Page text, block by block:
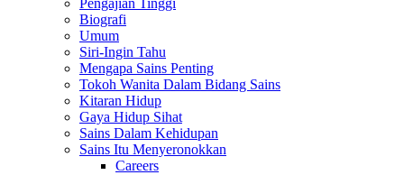
Pengajian Tinggi
Biografi
Umum
Siri-Ingin Tahu
Mengapa Sains Penting
Tokoh Wanita Dalam Bidang Sains
Kitaran Hidup
Gaya Hidup Sihat
Sains Dalam Kehidupan
Sains Itu Menyeronokkan
Careers